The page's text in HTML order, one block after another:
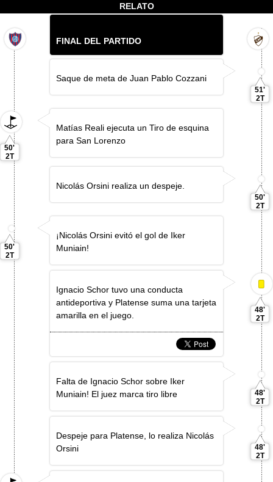
RELATO
FINAL DEL PARTIDO
Saque de meta de Juan Pablo Cozzani
51'
2T
50'
2T
Matías Reali ejecuta un Tiro de esquina
para San Lorenzo
Nicolás Orsini realiza un despeje.
50'
2T
50'
2T
¡Nicolás Orsini evitó el gol de Iker
Muniain!
Ignacio Schor tuvo una conducta
antideportiva y Platense suma una tarjeta
amarilla en el juego.
48'
2T
Falta de Ignacio Schor sobre Iker
Muniain! El juez marca tiro libre
48'
2T
Despeje para Platense, lo realiza Nicolás
Orsini
48'
2T